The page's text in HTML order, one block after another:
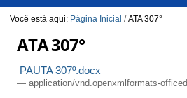
Você está aqui: Página Inicial /ATA 307°
ATA 307°
PAUTA 307º.docx
— application/vnd.openxmlformats-